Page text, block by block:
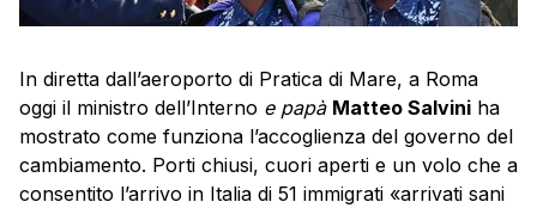
In diretta dall’aeroporto di Pratica di Mare, a Roma
oggi il ministro dell’Interno e papà Matteo Salvini ha
mostrato come funziona l’accoglienza del governo del
cambiamento. Porti chiusi, cuori aperti e un volo che a
consentito l’arrivo in Italia di 51 immigrati «arrivati sani